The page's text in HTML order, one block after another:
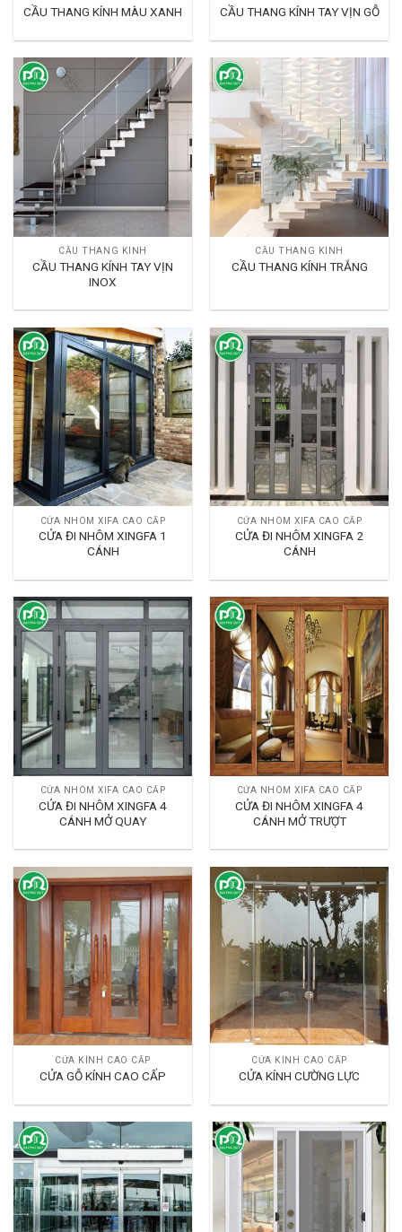
CẦU THANG KÍNH MÀU XANH CẦU THANG KÍNH TAY VỊN GỖ
CẦU THANG KÍNH
CẦU THANG KÍNH TAY VỊN
INOX
CẦU THANG KÍNH
CẦU THANG KÍNH TRẮNG
CỬA NHÔM XIFA CAO CẤP
CỬA ĐI NHÔM XINGFA 1
CÁNH
CỬA NHÔM XIFA CAO CẤP
CỬA ĐI NHÔM XINGFA 2
CÁNH
CỬA NHÔM XIFA CAO CẤP
CỬA ĐI NHÔM XINGFA 4
CÁNH MỞ QUAY
CỬA NHÔM XIFA CAO CẤP
CỬA ĐI NHÔM XINGFA 4
CÁNH MỞ TRƯỢT
CỬA KÍNH CAO CẤP
CỬA GỖ KÍNH CAO CẤP
CỬA KÍNH CAO CẤP
CỬA KÍNH CƯỜNG LỰC